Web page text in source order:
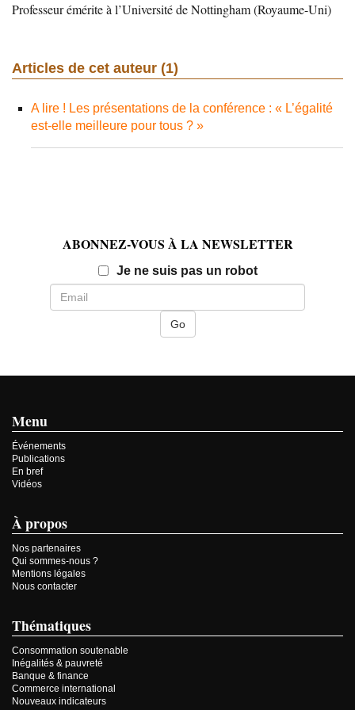
Professeur émérite à l’Université de Nottingham (Royaume-Uni)
Articles de cet auteur (1)
A lire ! Les présentations de la conférence : « L’égalité
est-elle meilleure pour tous ? »
ABONNEZ-VOUS À LA NEWSLETTER
Je ne suis pas un robotEmail
Menu
Événements
Publications
En bref
Vidéos
À propos
Nos partenaires
Qui sommes-nous ?
Mentions légales
Nous contacter
Thématiques
Consommation soutenable
Inégalités & pauvreté
Banque & finance
Commerce international
Nouveaux indicateurs